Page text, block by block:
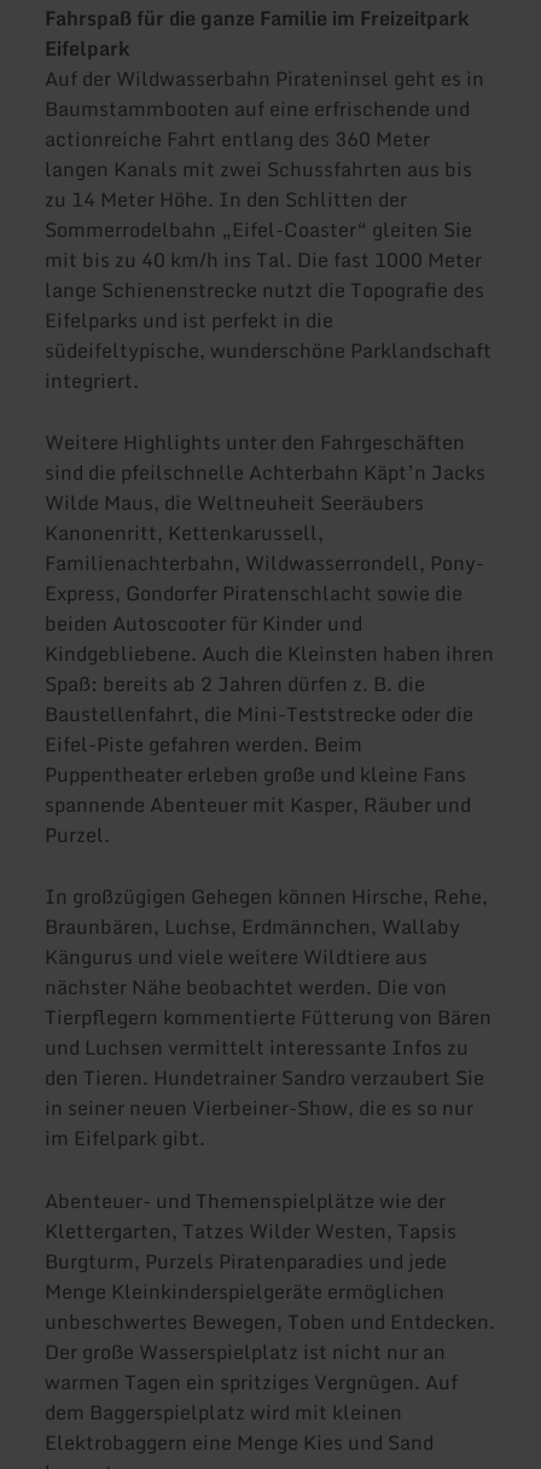
Fahrspaß für die ganze Familie im Freizeitpark
Eifelpark
Auf der Wildwasserbahn Pirateninsel geht es in
Baumstammbooten auf eine erfrischende und
actionreiche Fahrt entlang des 360 Meter
langen Kanals mit zwei Schussfahrten aus bis
zu 14 Meter Höhe. In den Schlitten der
Sommerrodelbahn „Eifel-Coaster“ gleiten Sie
mit bis zu 40 km/h ins Tal. Die fast 1000 Meter
lange Schienenstrecke nutzt die Topografie des
Eifelparks und ist perfekt in die
südeifeltypische, wunderschöne Parklandschaft
integriert.
Weitere Highlights unter den Fahrgeschäften
sind die pfeilschnelle Achterbahn Käpt’n Jacks
Wilde Maus, die Weltneuheit Seeräubers
Kanonenritt, Kettenkarussell,
Familienachterbahn, Wildwasserrondell, Pony-
Express, Gondorfer Piratenschlacht sowie die
beiden Autoscooter für Kinder und
Kindgebliebene. Auch die Kleinsten haben ihren
Spaß: bereits ab 2 Jahren dürfen z. B. die
Baustellenfahrt, die Mini-Teststrecke oder die
Eifel-Piste gefahren werden. Beim
Puppentheater erleben große und kleine Fans
spannende Abenteuer mit Kasper, Räuber und
Purzel.
In großzügigen Gehegen können Hirsche, Rehe,
Braunbären, Luchse, Erdmännchen, Wallaby
Kängurus und viele weitere Wildtiere aus
nächster Nähe beobachtet werden. Die von
Tierpflegern kommentierte Fütterung von Bären
und Luchsen vermittelt interessante Infos zu
den Tieren. Hundetrainer Sandro verzaubert Sie
in seiner neuen Vierbeiner-Show, die es so nur
im Eifelpark gibt.
Abenteuer- und Themenspielplätze wie der
Klettergarten, Tatzes Wilder Westen, Tapsis
Burgturm, Purzels Piratenparadies und jede
Menge Kleinkinderspielgeräte ermöglichen
unbeschwertes Bewegen, Toben und Entdecken.
Der große Wasserspielplatz ist nicht nur an
warmen Tagen ein spritziges Vergnügen. Auf
dem Baggerspielplatz wird mit kleinen
Elektrobaggern eine Menge Kies und Sand